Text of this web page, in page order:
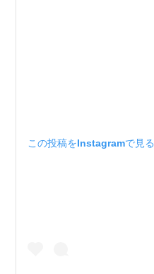
この投稿をInstagramで見る